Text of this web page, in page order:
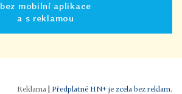
bez mobilní aplikace
a s reklamou
Předplatné HN+ je zcela bez reklam.